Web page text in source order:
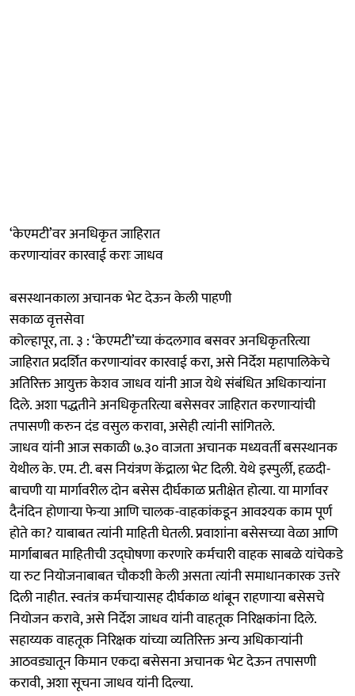
‘केएमटी’वर अनधिकृत जाहिरात
करणाऱ्यांवर कारवाई कराः जाधव
बसस्थानकाला अचानक भेट देऊन केली पाहणी
सकाळ वृत्तसेवा
कोल्हापूर, ता. ३ : ‘केएमटी’च्या कंदलगाव बसवर अनधिकृतरित्या
जाहिरात प्रदर्शित करणाऱ्यांवर कारवाई करा, असे निर्देश महापालिकेचे
अतिरिक्त आयुक्त केशव जाधव यांनी आज येथे संबंधित अधिकाऱ्यांना
दिले. अशा पद्धतीने अनधिकृतरित्या बसेसवर जाहिरात करणाऱ्यांची
तपासणी करुन दंड वसुल करावा, असेही त्यांनी सांगितले.
जाधव यांनी आज सकाळी ७.३० वाजता अचानक मध्यवर्ती बसस्थानक
येथील के. एम. टी. बस नियंत्रण केंद्राला भेट दिली. येथे इस्पुर्ली, हळदी-
बाचणी या मार्गावरील दोन बसेस दीर्घकाळ प्रतीक्षेत होत्या. या मार्गावर
दैनंदिन होणाऱ्या फेऱ्या आणि चालक-वाहकांकडून आवश्यक काम पूर्ण
होते का? याबाबत त्यांनी माहिती घेतली. प्रवाशांना बसेसच्या वेळा आणि
मार्गाबाबत माहितीची उद्घोषणा करणारे कर्मचारी वाहक साबळे यांचेकडे
या रुट नियोजनाबाबत चौकशी केली असता त्यांनी समाधानकारक उत्तरे
दिली नाहीत. स्वतंत्र कर्मचाऱ्यासह दीर्घकाळ थांबून राहणाऱ्या बसेसचे
नियोजन करावे, असे निर्देश जाधव यांनी वाहतूक निरिक्षकांना दिले.
सहाय्यक वाहतूक निरिक्षक यांच्या व्यतिरिक्त अन्य अधिकाऱ्यांनी
आठवड्यातून किमान एकदा बसेसना अचानक भेट देऊन तपासणी
करावी, अशा सूचना जाधव यांनी दिल्या.